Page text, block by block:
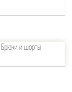
Брюки и шорты